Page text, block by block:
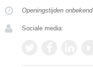
Openingstijden onbekend
Sociale media: